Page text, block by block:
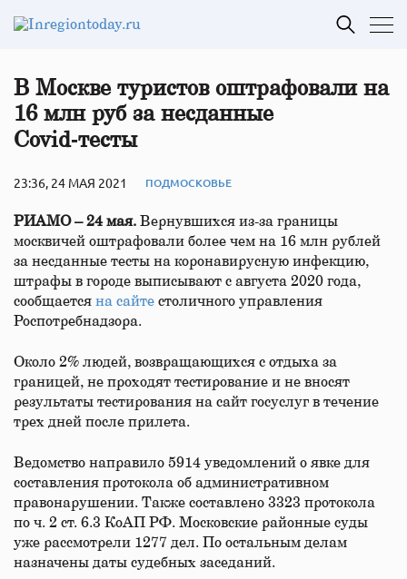
В Москве туристов оштрафовали на
16 млн руб за несданные
Covid‑тесты
23:36, 24 МАЯ 2021 ПОДМОСКОВЬЕ
РИАМО – 24 мая. Вернувшихся из-за границы
москвичей оштрафовали более чем на 16 млн рублей
за несданные тесты на коронавирусную инфекцию,
штрафы в городе выписывают с августа 2020 года,
сообщается на сайте столичного управления
Роспотребнадзора.
Около 2% людей, возвращающихся с отдыха за
границей, не проходят тестирование и не вносят
результаты тестирования на сайт госуслуг в течение
трех дней после прилета.
Ведомство направило 5914 уведомлений о явке для
составления протокола об административном
правонарушении. Также составлено 3323 протокола
по ч. 2 ст. 6.3 КоАП РФ. Московские районные суды
уже рассмотрели 1277 дел. По остальным делам
назначены даты судебных заседаний.